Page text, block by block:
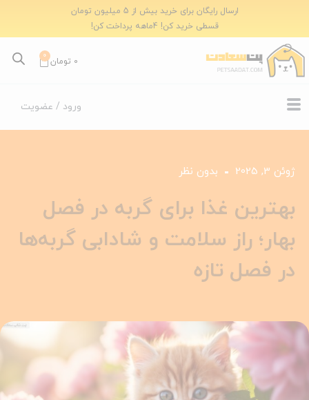
ارسال رایگان برای خرید بیش از 5 میلیون تومان
قسطی خرید کن! 4ماهه پرداخت کن!
0 تومان
0
ورود / عضویت
ژوئن 3, 2025 بدون نظر
بهترین غذا برای گربه در فصل
بهار؛ راز سلامت و شادابی گربه‌ها
در فصل تازه